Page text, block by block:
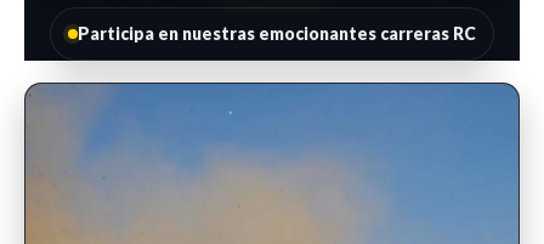
Participa en nuestras emocionantes carreras RC
INSCRIPCIONES ABIERTAS